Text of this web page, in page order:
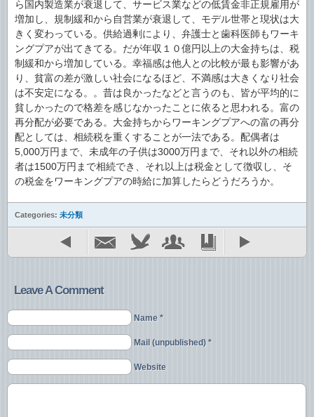
ら国内製造業が衰退して、サービス業などの低賃金非正規雇用が
増加し、規制緩和から自営業が衰退して、モデル世帯と現状は大
きく変わっている。供給過剰により、弁護士と歯科医師もワーキ
ングプアが出てきてる。だが年収１０億円以上の大金持ちは、税
制緩和から増加している。幸福感は他人との比較が最も影響があ
り、貧富の差が激しい社会になるほど、不満感は大きくなり社会
は不安定になる。。昔は良かったなどと言うのも、皆が平均的に
貧しかったので格差を感じなかったことに依ると思われる。富の
再分配が必要である。大金持ちからワーキングプアへの富の再分
配としては、相続税を重くすることが一法である。配偶者は
5,000万円まで、未成年の子供は3000万円まで、それ以外の相続
者は1500万円まで相続でき、それ以上は税金として徴収し、そ
の税金をワーキングプアの時給に加算したらどうだろうか。
Categories: 未分類
Leave A Comment
Name *
Mail (unpublished) *
Website